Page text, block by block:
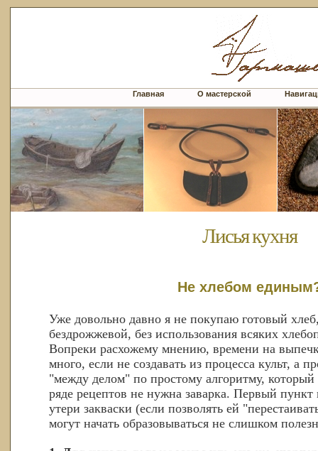
Главная О мастерской
Лисья кухня
Не хлебом
Уже довольно давно я не покупаю готовый
бездрожжевой, без использования всяких
Вопреки расхожему мнению, времени на
много, если не создавать из процесса культ, а
"между делом" по простому алгоритму,
ряде рецептов не нужна заварка. Первый пункт
утери закваски (если позволять ей
могут начать образовываться не слишком